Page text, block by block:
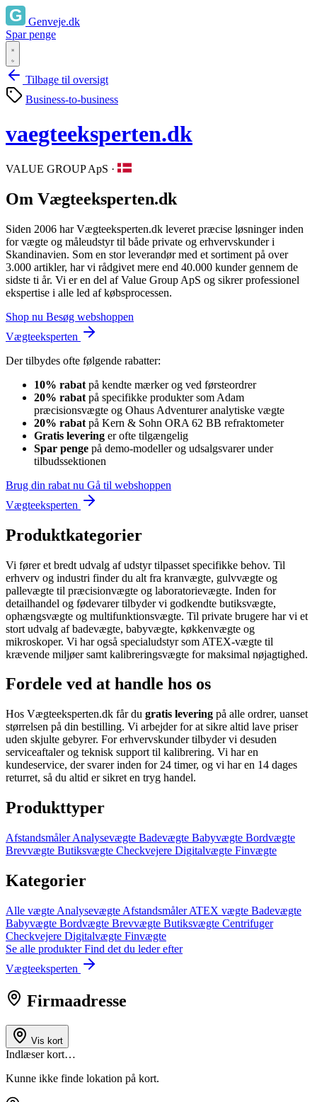
Genveje.dk
Spar penge
Tilbage til oversigt
Business-to-business
vaegteeksperten.dk
VALUE GROUP ApS ·
Om Vægteeksperten.dk
Siden 2006 har Vægteeksperten.dk leveret præcise løsninger inden
for vægte og måleudstyr til både private og erhvervskunder i
Skandinavien. Som en stor leverandør med et sortiment på over
3.000 artikler, har vi rådgivet mere end 40.000 kunder gennem de
sidste ti år. Vi er en del af Value Group ApS og sikrer professionel
ekspertise i alle led af købsprocessen.
Shop nu Besøg webshoppen
Vægteeksperten
Der tilbydes ofte følgende rabatter:
10% rabat på kendte mærker og ved førsteordrer
20% rabat på specifikke produkter som Adam
præcisionsvægte og Ohaus Adventurer analytiske vægte
20% rabat på Kern & Sohn ORA 62 BB refraktometer
Gratis levering er ofte tilgængelig
Spar penge på demo-modeller og udsalgsvarer under
tilbudssektionen
Brug din rabat nu Gå til webshoppen
Vægteeksperten
Produktkategorier
Vi fører et bredt udvalg af udstyr tilpasset specifikke behov. Til
erhverv og industri finder du alt fra kranvægte, gulvvægte og
pallevægte til præcisionvægte og laboratorievægte. Inden for
detailhandel og fødevarer tilbyder vi godkendte butiksvægte,
ophængsvægte og multifunktionsvægte. Til private brugere har vi et
stort udvalg af badevægte, babyvægte, køkkenvægte og
mikroskoper. Vi har også specialudstyr som ATEX-vægte til
krævende miljøer samt kalibreringsvægte for maksimal nøjagtighed.
Fordele ved at handle hos os
Hos Vægteeksperten.dk får du gratis levering på alle ordrer, uanset
størrelsen på din bestilling. Vi arbejder for at sikre altid lave priser
uden skjulte gebyrer. For erhvervskunder tilbyder vi desuden
serviceaftaler og teknisk support til kalibrering. Vi har en
kundeservice, der svarer inden for 24 timer, og vi har en 14 dages
returret, så du altid er sikret en tryg handel.
Produkttyper
AfstandsmålerAnalysevægte Badevægte Babyvægte Bordvægte
Brevvægte Butiksvægte Checkvejere Digitalvægte Finvægte
Kategorier
Alle vægte Analysevægte AfstandsmålerATEX vægte Badevægte
Babyvægte Bordvægte Brevvægte Butiksvægte Centrifuger
Checkvejere Digitalvægte Finvægte
Se alle produkterFind det du leder efter
Vægteeksperten
Firmaadresse
Vis kort
Indlæser kort…
Kunne ikke finde lokation på kort.